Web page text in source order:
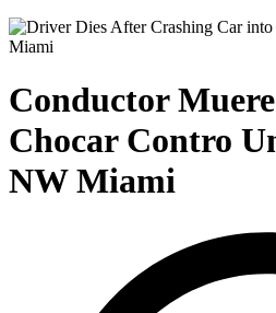
Conductor Muere
Chocar Contro
NW Miami